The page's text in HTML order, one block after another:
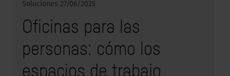
Soluciones 27/06/2025
Oficinas para las
personas: cómo los
espacios de trabajo